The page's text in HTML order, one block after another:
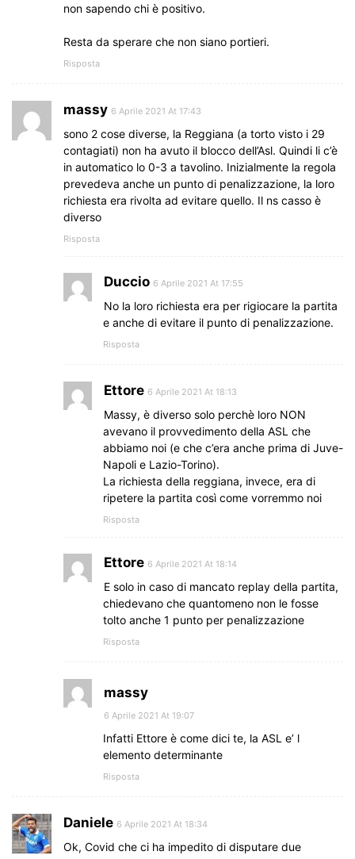
non sapendo chi è positivo.
Resta da sperare che non siano portieri.
Risposta
massy 6 Aprile 2021 At 17:43
sono 2 cose diverse, la Reggiana (a torto visto i 29
contagiati) non ha avuto il blocco dell’Asl. Quindi li c’è
in automatico lo 0-3 a tavolino. Inizialmente la regola
prevedeva anche un punto di penalizzazione, la loro
richiesta era rivolta ad evitare quello. Il ns casso è
diverso
Risposta
Duccio 6 Aprile 2021 At 17:55
No la loro richiesta era per rigiocare la partita
e anche di evitare il punto di penalizzazione.
Risposta
Ettore 6 Aprile 2021 At 18:13
Massy, è diverso solo perchè loro NON
avevano il provvedimento della ASL che
abbiamo noi (e che c’era anche prima di Juve-
Napoli e Lazio-Torino).
La richiesta della reggiana, invece, era di
ripetere la partita così come vorremmo noi
Risposta
Ettore 6 Aprile 2021 At 18:14
E solo in caso di mancato replay della partita,
chiedevano che quantomeno non le fosse
tolto anche 1 punto per penalizzazione
Risposta
massy
6 Aprile 2021 At 19:07
Infatti Ettore è come dici te, la ASL e’ l
elemento determinante
Risposta
Daniele 6 Aprile 2021 At 18:34
Ok, Covid che ci ha impedito di disputare due